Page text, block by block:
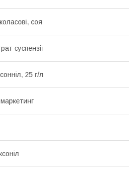
соя
суспензії
25 г/л